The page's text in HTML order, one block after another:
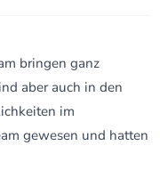
bringen ganz
aber auch in den
im
gewesen und hatten